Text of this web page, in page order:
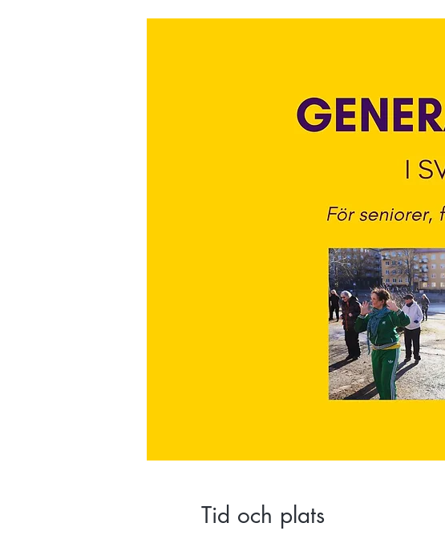
Tid och plats